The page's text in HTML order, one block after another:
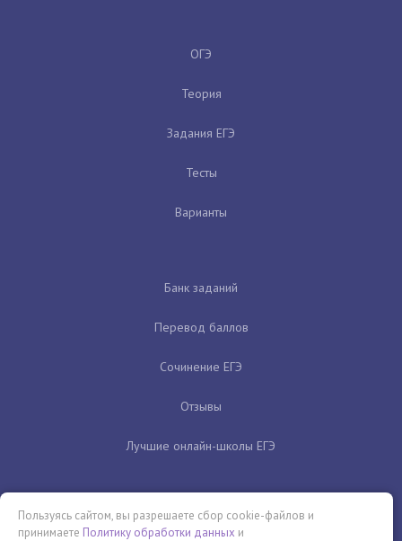
ОГЭ
Теория
Задания ЕГЭ
Тесты
Варианты
Банк заданий
Перевод баллов
Сочинение ЕГЭ
Отзывы
Лучшие онлайн-школы ЕГЭ
Пользуясь сайтом, вы разрешаете сбор cookie-файлов и
принимаете Политику обработки данных и